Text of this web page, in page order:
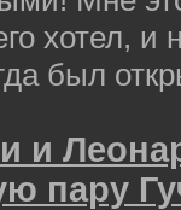
хотел, и
был
и
пару